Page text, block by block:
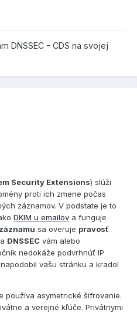
DNSSEC - CDS na svojej
Security Extensions) slúži
proti ich zmene počas
záznamov. V podstate je to
DKIM u emailov a funguje
sa overuje pravosť
DNSSEC vám alebo
nedokáže podvrhnúť IP
vašu stránku a kradol
používa asymetrické šifrovanie.
a verejné kľúče. Privátnymi